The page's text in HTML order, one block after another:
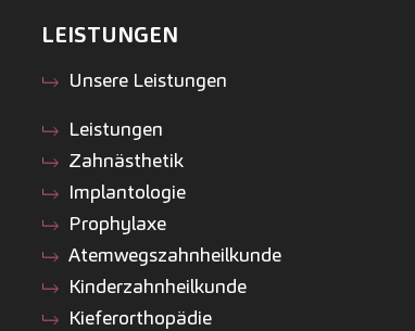
LEISTUNGEN
Unsere Leistungen
Leistungen
Zahnästhetik
Implantologie
Prophylaxe
Atemwegszahnheilkunde
Kinder­zahnheilkunde
Kiefer­orthopädie